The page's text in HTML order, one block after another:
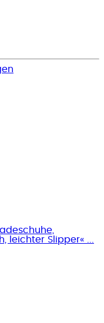
leichter Slipper« ...